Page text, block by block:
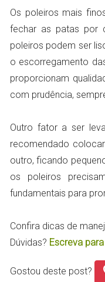
Os poleiros mais
fechar as patas por
poleiros podem ser
o escorregamento
proporcionam
com prudência,
Outro fator a ser
recomendado
outro, ficando
os poleiros
fundamentais para
Confira dicas de
Dúvidas? Escreva
Gostou deste post?